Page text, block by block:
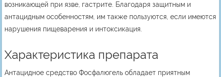
возникающей при язве, гастрите. Благодаря защитным и
антацидным особенностям, им также пользуются, если имеются
нарушения пищеварения и интоксикация.
Характеристика препарата
Антацидное средство Фосфалюгель обладает приятным